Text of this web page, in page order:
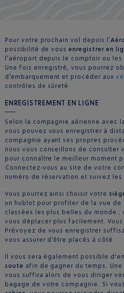
Pour votre prochain vol depuis l’
possibilité de vousenregistrer en
l’aéroport depuis le comptoir ou
Une fois enregistré, vous pourrez
d’embarquement et procéder aux
contrôles de sûreté.
ENREGISTREMENT EN LIGNE
Selon la compagnie aérienne avec
vous pouvez vous enregistrer à
compagnie ayant ses propres
nous vous conseillons de consulter
pour connaître le meilleur moment
Connectez-vous au site de votre
numéro de réservation et suivez les
Vous pourrez ainsi choisir votre
un hublot pour profiter de la vue de
classées les plus belles du monde
vous déplacer plus facilement.
Prévoyez de vous enregistrer
vous assurer d’être placés à côté.
Il vous sera également possible
soute afin de gagner du temps.
vous suffira alors de vous diriger
bagage de votre compagnie. Si